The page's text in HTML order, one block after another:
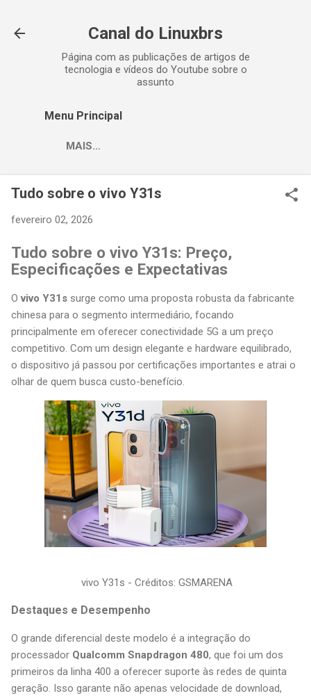
Canal do Linuxbrs
Página com as publicações de artigos de
tecnologia e vídeos do Youtube sobre o
assunto
Menu Principal
MAIS…
Tudo sobre o vivo Y31s
fevereiro 02, 2026
Tudo sobre o vivo Y31s: Preço,
Especificações e Expectativas
Ovivo Y31s surge como uma proposta robusta da fabricante
chinesa para o segmento intermediário, focando
principalmente em oferecer conectividade 5G a um preço
competitivo. Com um design elegante e hardware equilibrado,
o dispositivo já passou por certificações importantes e atrai o
olhar de quem busca custo-benefício.
vivo Y31s - Créditos: GSMARENA
Destaques e Desempenho
O grande diferencial deste modelo é a integração do
processador Qualcomm Snapdragon 480, que foi um dos
primeiros da linha 400 a oferecer suporte às redes de quinta
geração. Isso garante não apenas velocidade de download,